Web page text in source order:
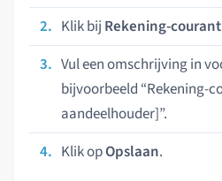
Klik bij Rekening-courant
Vul een omschrijving in
bijvoorbeeld “Rekening-
aandeelhouder]”.
Klik opOpslaan.